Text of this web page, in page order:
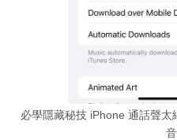
必學隱藏秘技 iPhone 通話聲